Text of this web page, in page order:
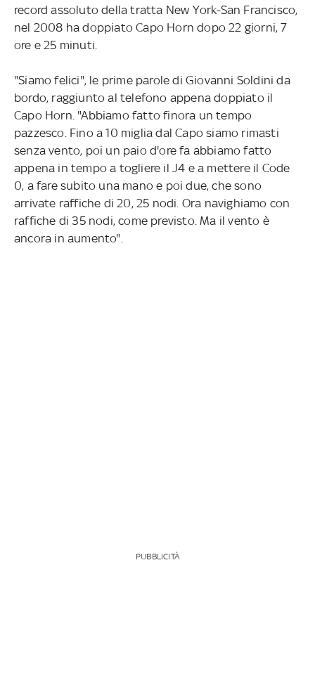
record assoluto della tratta New York-San Francisco,
nel 2008 ha doppiato Capo Horn dopo 22 giorni, 7
ore e 25 minuti.
"Siamo felici", le prime parole di Giovanni Soldini da
bordo, raggiunto al telefono appena doppiato il
Capo Horn. "Abbiamo fatto finora un tempo
pazzesco. Fino a 10 miglia dal Capo siamo rimasti
senza vento, poi un paio d'ore fa abbiamo fatto
appena in tempo a togliere il J4 e a mettere il Code
0, a fare subito una mano e poi due, che sono
arrivate raffiche di 20, 25 nodi. Ora navighiamo con
raffiche di 35 nodi, come previsto. Ma il vento è
ancora in aumento".
PUBBLICITÀ